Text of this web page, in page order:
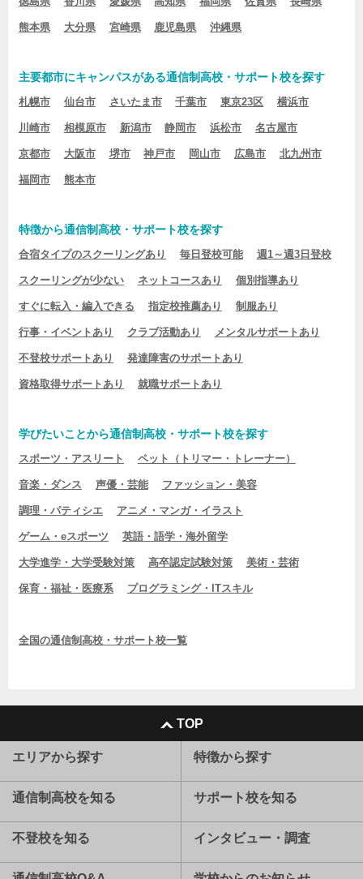
熊本県 大分県 宮崎県 鹿児島県 沖縄県
主要都市にキャンパスがある通信制高校・サポート校を探す
札幌市 仙台市 さいたま市 千葉市 東京23区 横浜市
川崎市 相模原市 新潟市 静岡市 浜松市 名古屋市
京都市 大阪市 堺市 神戸市 岡山市 広島市 北九州市
福岡市 熊本市
特徴から通信制高校・サポート校を探す
合宿タイプのスクーリングあり 毎日登校可能 週1～週3日登校
スクーリングが少ない ネットコースあり 個別指導あり
すぐに転入・編入できる 指定校推薦あり 制服あり
行事・イベントあり クラブ活動あり メンタルサポートあり
不登校サポートあり 発達障害のサポートあり
資格取得サポートあり 就職サポートあり
学びたいことから通信制高校・サポート校を探す
スポーツ・アスリート ペット（トリマー・トレーナー）
音楽・ダンス 声優・芸能 ファッション・美容
調理・パティシエ アニメ・マンガ・イラスト
ゲーム・eスポーツ 英語・語学・海外留学
大学進学・大学受験対策 高卒認定試験対策 美術・芸術
保育・福祉・医療系 プログラミング・ITスキル
全国の通信制高校・サポート校一覧
TOP
エリアから探す 特徴から探す
通信制高校を知る サポート校を知る
不登校を知る インタビュー・調査